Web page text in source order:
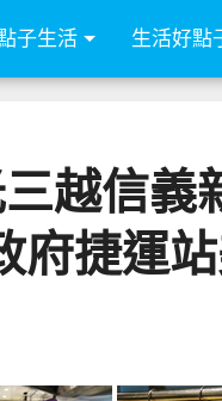
子生活 生活好點
越信
府捷運